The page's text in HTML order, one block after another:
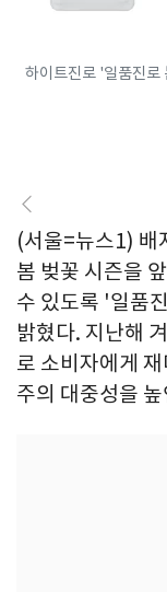
하이트진로 '일품진로
(서울=뉴스1)
봄 벚꽃 시즌을
수 있도록 '일품
밝혔다. 지난해
로 소비자에게
주의 대중성을